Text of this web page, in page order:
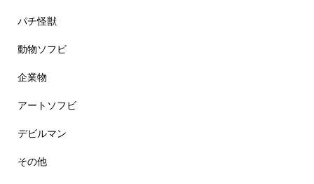
パチ怪獣
動物ソフビ
企業物
アートソフビ
デビルマン
その他